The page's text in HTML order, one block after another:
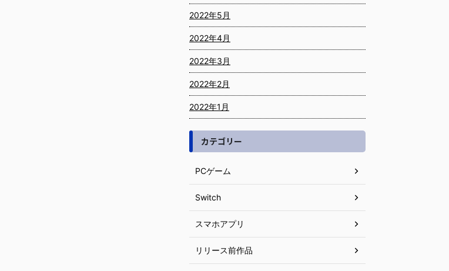
2022年5月
2022年4月
2022年3月
2022年2月
2022年1月
カテゴリー
PCゲーム
Switch
スマホアプリ
リリース前作品